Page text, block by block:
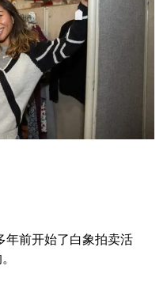
年前开始了白象拍卖活